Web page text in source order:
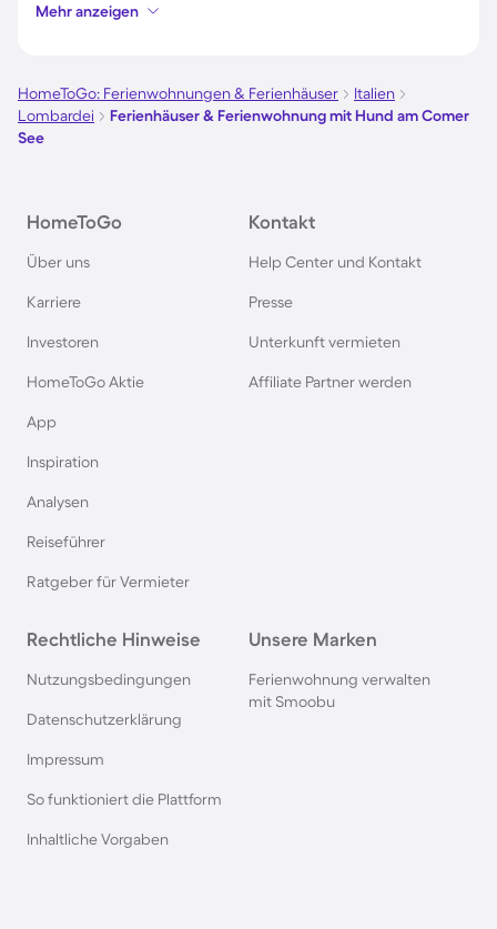
Ferienhäuser & Ferienwohnung mit Hund auf
Ferienhäuser & Ferienwohnung mit Hund am
Ferienhäuser & Ferienwohnung mit Hund auf
Rügen
Gardasee
Nordsee
Ferienhäuser & Ferienwohnung mit Hund in
Allgäu
Ferienhäuser & Ferienwohnung mit Hund auf
Ferienhäuser & Ferienwohnung mit Hund in
Mehr anzeigen
HomeToGo: Ferienwohnungen & Ferienhäuser
Italien
Lombardei
Ferienhäuser & Ferienwohnung mit Hund am Comer
See
HomeToGo
Über uns
Karriere
Investoren
HomeToGo Aktie
App
Inspiration
Analysen
Reiseführer
Ratgeber für Vermieter
Kontakt
Help Center und Kontakt
Presse
Unterkunft vermieten
Affiliate Partner werden
Rechtliche Hinweise
Nutzungsbedingungen
Datenschutzerklärung
Impressum
So funktioniert die Plattform
Inhaltliche Vorgaben
Unsere Marken
Ferienwohnung verwalten
mit Smoobu